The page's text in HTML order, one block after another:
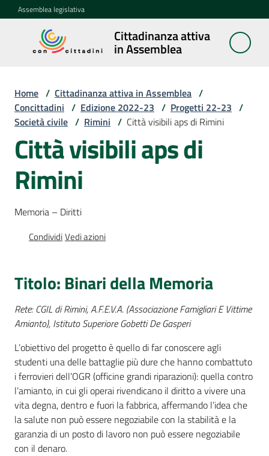
Vai al contenuto
Vai alla navigazione
Vai al footer
Assemblea legislativa
Cittadinanza attiva
in Assemblea
Cittadinanza
attiva in
Concittadini
Menu selezionato
Porte
aperte
in
Mostre
itineranti
Percorsi
sulla
memoria
Seguici
su
Home / Cittadinanza attiva in Assemblea /
Concittadini / Edizione 2022-23 / Progetti 22-23 /
Società civile / Rimini / Città visibili aps di Rimini
Città visibili aps di
Rimini
Memoria – Diritti
CondividiVedi azioni
Titolo: Binari della Memoria
Rete: CGIL di Rimini, A.F.E.V.A. (Associazione Famigliari E Vittime
Amianto), Istituto Superiore Gobetti De Gasperi
L’obiettivo del progetto è quello di far conoscere agli
studenti una delle battaglie più dure che hanno combattuto
i ferrovieri dell’OGR (officine grandi riparazioni): quella contro
l’amianto, in cui gli operai rivendicano il diritto a vivere una
vita degna, dentro e fuori la fabbrica, affermando l’idea che
la salute non può essere negoziabile con la stabilità e la
garanzia di un posto di lavoro non può essere negoziabile
con il denaro.